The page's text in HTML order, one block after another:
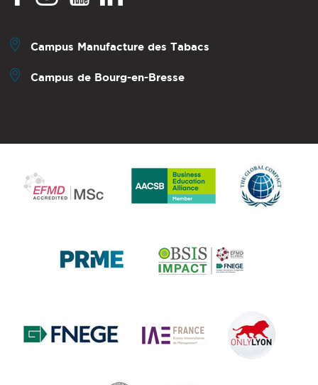
Campus Manufacture des Tabacs
Campus de Bourg-en-Bresse